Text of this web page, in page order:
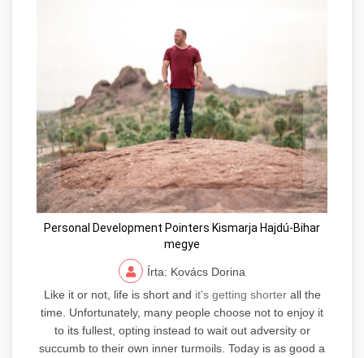
Personal Development Pointers Kismarja Hajdú-Bihar
megye
Írta: Kovács Dorina
Like it or not, life is short and it's getting shorterall the
time. Unfortunately, many people choose not to enjoy it
to its fullest, opting instead to wait out adversity or
succumb to their own inner turmoils. Today is as good a